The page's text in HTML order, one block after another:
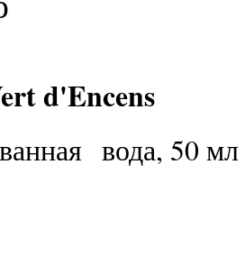
d'Encens
вода, 50 мл